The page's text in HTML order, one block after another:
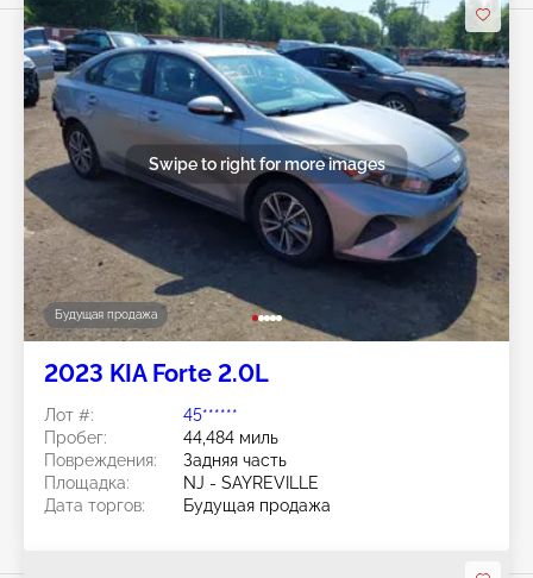
Будущая продажа
Swipe to right for more images
2023 KIA Forte 2.0L
Лот #:
45******
Пробег:
44,484 миль
Повреждения:
Задняя часть
Площадка:
NJ - SAYREVILLE
Дата торгов:
Будущая продажа